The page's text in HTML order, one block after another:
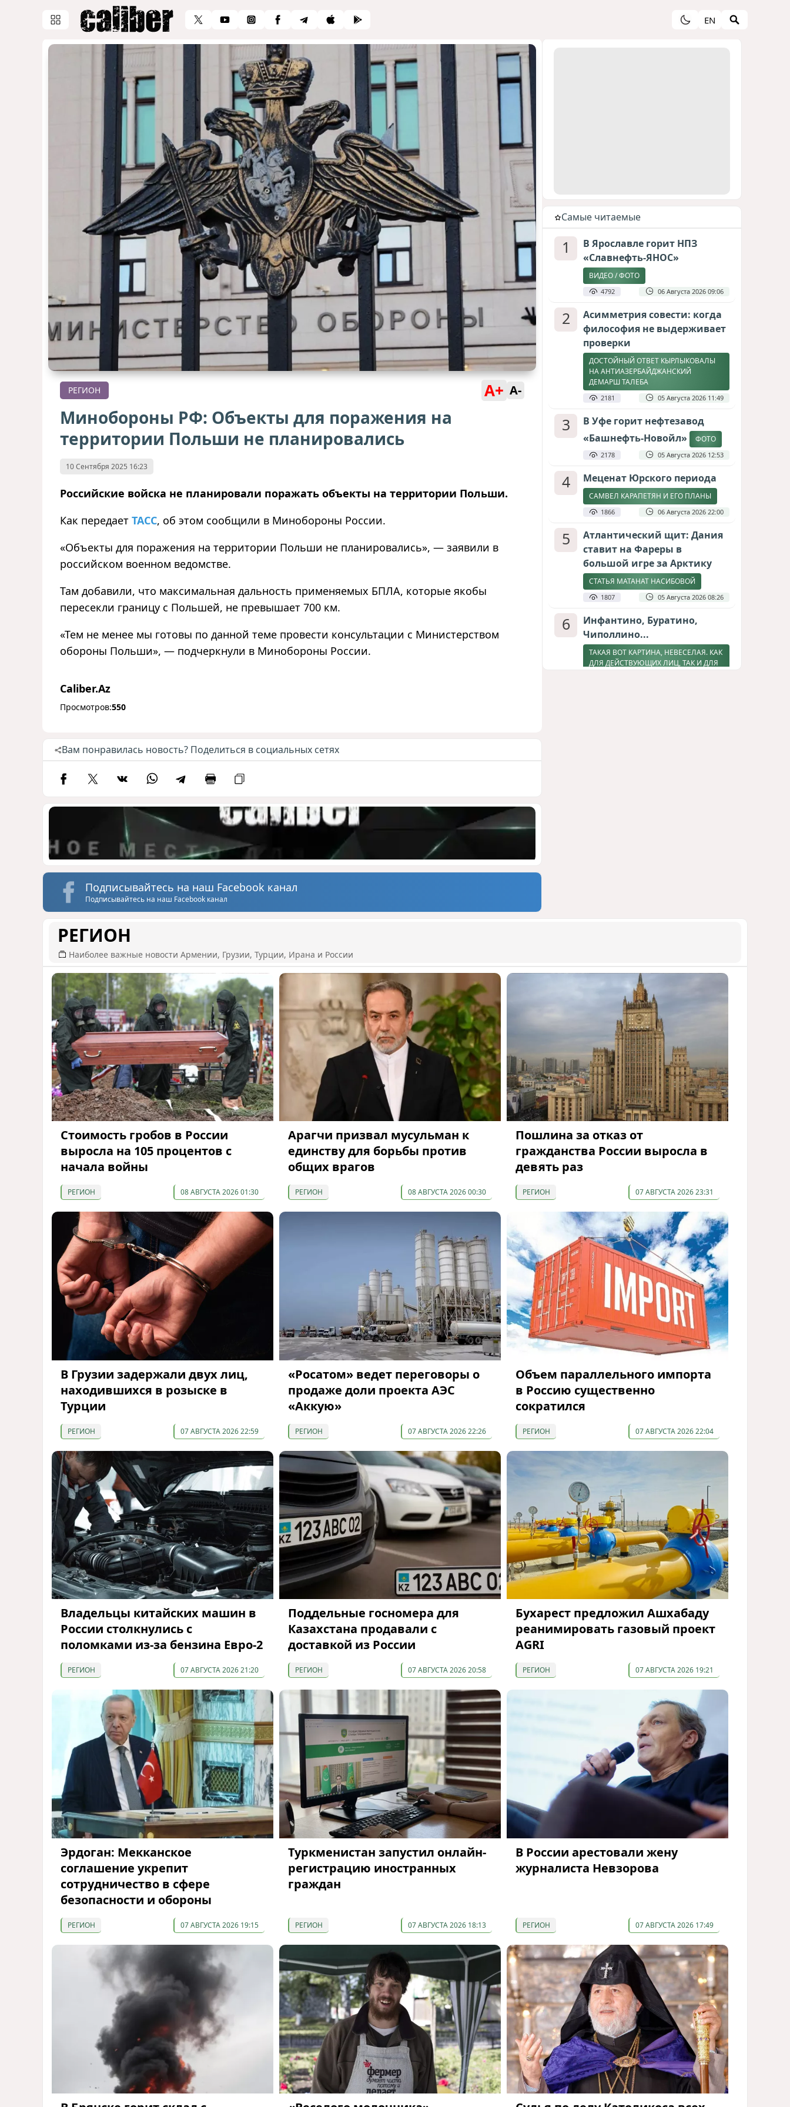
EN
РЕГИОН A+ A-
Минобороны РФ: Объекты для поражения на
территории Польши не планировались
10 Сентября 2025 16:23
Российские войска не планировали поражать объекты на территории Польши.
Как передает ТАСС, об этом сообщили в Минобороны России.
«Объекты для поражения на территории Польши не планировались», — заявили в
российском военном ведомстве.
Там добавили, что максимальная дальность применяемых БПЛА, которые якобы
пересекли границу с Польшей, не превышает 700 км.
«Тем не менее мы готовы по данной теме провести консультации с Министерством
обороны Польши», — подчеркнули в Минобороны России.
Caliber.Az
Просмотров:550
Вам понравилась новость? Поделиться в социальных сетях
Подписывайтесь на наш Facebook канал
Подписывайтесь на наш Facebook канал
Cамые читаемые
1
В Ярославле горит НПЗ
«Славнефть-ЯНОС»
ВИДЕО / ФОТО
4792 06 Августа 2026 09:06
2
Асимметрия совести: когда
философия не выдерживает
проверки
ДОСТОЙНЫЙ ОТВЕТ КЫРЛЫКОВАЛЫ
НА АНТИАЗЕРБАЙДЖАНСКИЙ
ДЕМАРШ ТАЛЕБА
2181 05 Августа 2026 11:49
3
В Уфе горит нефтезавод
«Башнефть-Новойл»
ФОТО
2178 05 Августа 2026 12:53
4 Меценат Юрского периода
САМВЕЛ КАРАПЕТЯН И ЕГО ПЛАНЫ
1866 06 Августа 2026 22:00
5
Атлантический щит: Дания
ставит на Фареры в
большой игре за Арктику
СТАТЬЯ МАТАНАТ НАСИБОВОЙ
1807 05 Августа 2026 08:26
6
Инфантино, Буратино,
Чиполлино...
ТАКАЯ ВОТ КАРТИНА, НЕВЕСЕЛАЯ. КАК
ДЛЯ ДЕЙСТВУЮЩИХ ЛИЦ, ТАК И ДЛЯ
10
флаги: Вашингтон
сокращает свою
дипломатическую сеть
СТАТЬЯ МАТАНАТ НАСИБОВОЙ
986 06 Августа 2026 10:21
РЕГИОН
Наиболее важные новости Армении, Грузии, Турции, Ирана и России
Стоимость гробов в России
выросла на 105 процентов с
начала войны
РЕГИОН 08 АВГУСТА 2026 01:30
Арагчи призвал мусульман к
единству для борьбы против
общих врагов
РЕГИОН 08 АВГУСТА 2026 00:30
Пошлина за отказ от
гражданства России выросла в
девять раз
РЕГИОН 07 АВГУСТА 2026 23:31
В Грузии задержали двух лиц,
находившихся в розыске в
Турции
РЕГИОН 07 АВГУСТА 2026 22:59
«Росатом» ведет переговоры о
продаже доли проекта АЭС
«Аккую»
РЕГИОН 07 АВГУСТА 2026 22:26
Объем параллельного импорта
в Россию существенно
сократился
РЕГИОН 07 АВГУСТА 2026 22:04
Владельцы китайских машин в
России столкнулись с
поломками из-за бензина Евро-2
РЕГИОН 07 АВГУСТА 2026 21:20
Поддельные госномера для
Казахстана продавали с
доставкой из России
РЕГИОН 07 АВГУСТА 2026 20:58
Бухарест предложил Ашхабаду
реанимировать газовый проект
AGRI
РЕГИОН 07 АВГУСТА 2026 19:21
Эрдоган: Мекканское
соглашение укрепит
сотрудничество в сфере
безопасности и обороны
РЕГИОН 07 АВГУСТА 2026 19:15
Туркменистан запустил онлайн-
регистрацию иностранных
граждан
РЕГИОН 07 АВГУСТА 2026 18:13
В России арестовали жену
журналиста Невзорова
РЕГИОН 07 АВГУСТА 2026 17:49